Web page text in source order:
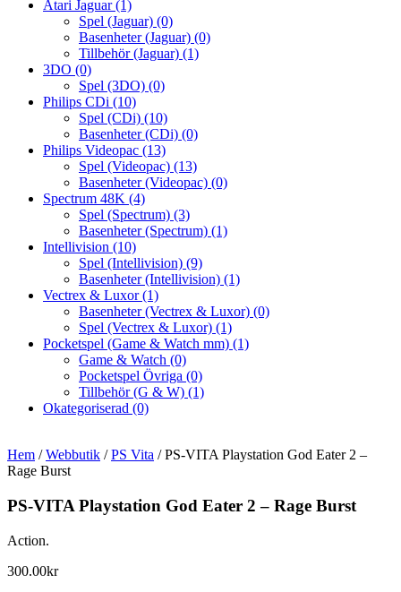
Atari Jaguar(1)
Spel (Jaguar) (0)
Basenheter (Jaguar) (0)
Tillbehör (Jaguar) (1)
3DO (0)
Spel (3DO) (0)
Philips CDi (10)
Spel (CDi) (10)
Basenheter (CDi) (0)
Philips Videopac (13)
Spel (Videopac) (13)
Basenheter (Videopac) (0)
Spectrum 48K (4)
Spel (Spectrum) (3)
Basenheter (Spectrum) (1)
Intellivision (10)
Spel (Intellivision) (9)
Basenheter (Intellivision) (1)
Vectrex & Luxor(1)
Basenheter (Vectrex & Luxor) (0)
Spel (Vectrex & Luxor) (1)
Pocketspel (Game & Watch mm) (1)
Game & Watch (0)
Pocketspel Övriga (0)
Tillbehör (G & W) (1)
Okategoriserad (0)
Hem /Webbutik /PS Vita / PS-VITA Playstation God Eater 2 –
Rage Burst
PS-VITA Playstation God Eater 2 – Rage Burst
Action.
300.00kr